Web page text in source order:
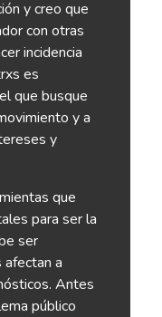
y creo que
con otras
incidencia
es
que busque
y a
y
que
para ser la
ser
a
Antes
público